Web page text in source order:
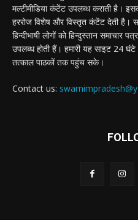
मल्टीमीडिया कंटेंट उपलब्ध कराती है।
हररोज विशेष और विस्तृत कंटेंट देती है।
हिन्दीभाषी लोगों को हिन्दुस्तान समाचार
उपलब्ध होती हैं। हमारी यह साइट 24
तत्काल पाठकों तक पहुंच सके।
Contact us: